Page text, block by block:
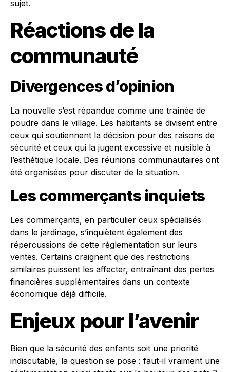
sujet.
Réactions de la
communauté
Divergences d’opinion
La nouvelle s’est répandue comme une traînée de
poudre dans le village. Les habitants se divisent entre
ceux qui soutiennent la décision pour des raisons de
sécurité et ceux qui la jugent excessive et nuisible à
l’esthétique locale. Des réunions communautaires ont
été organisées pour discuter de la situation.
Les commerçants inquiets
Les commerçants, en particulier ceux spécialisés
dans le jardinage, s’inquiètent également des
répercussions de cette règlementation sur leurs
ventes. Certains craignent que des restrictions
similaires puissent les affecter, entraînant des pertes
financières supplémentaires dans un contexte
économique déjà difficile.
Enjeux pour l’avenir
Bien que la sécurité des enfants soit une priorité
indiscutable, la question se pose : faut-il vraiment une